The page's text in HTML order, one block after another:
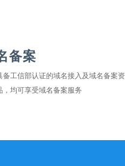
备案
备工信部认证的域名接入及域名备案
，均可享受域名备案服务